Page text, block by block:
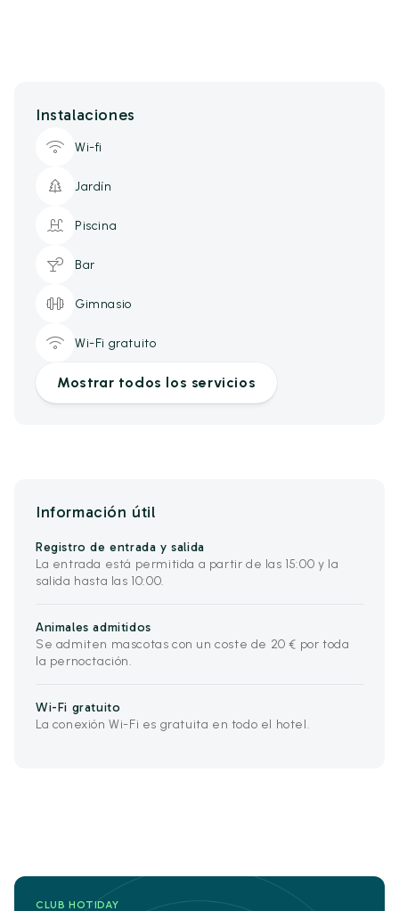
Instalaciones
Wi-fi
Jardín
Piscina
Bar
Gimnasio
Wi-Fi gratuito
Mostrar todos los servicios
Información útil
Registro de entrada y salida
La entrada está permitida a partir de las 15:00 y la
salida hasta las 10:00.
Animales admitidos
Se admiten mascotas con un coste de 20 € por toda
la pernoctación.
Wi-Fi gratuito
La conexión Wi-Fi es gratuita en todo el hotel.
CLUB HOTIDAY